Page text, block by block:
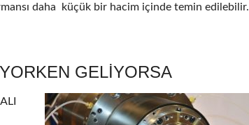
daha küçük bir hacim içinde temin edilebilir.
GELİYORSA